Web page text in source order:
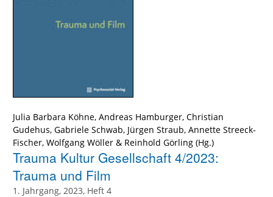
Julia Barbara Köhne, Andreas Hamburger, Christian
Gudehus, Gabriele Schwab, Jürgen Straub, Annette Streeck-
Fischer, Wolfgang Wöller & Reinhold Görling
Trauma Kultur Gesellschaft 4/2023:
Trauma und Film
1. Jahrgang, 2023, Heft 4